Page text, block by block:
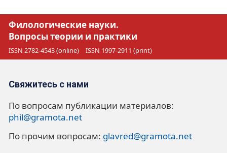
Филологические науки.
Вопросы теории и практики
ISSN 2782-4543 (online) ISSN 1997-2911 (print)
Свяжитесь с нами
По вопросам публикации материалов:
phil@gramota.net
По прочим вопросам: glavred@gramota.net